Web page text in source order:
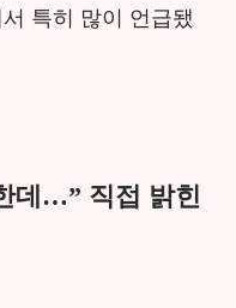
특히 많이 언급됐
데…” 직접 밝힌